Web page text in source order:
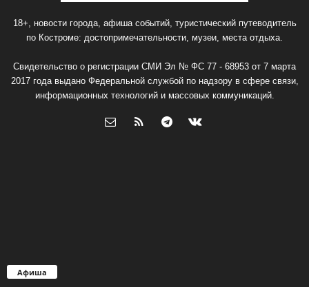
18+, новости города, афиша событий, туристический путеводитель
по Костроме: достопримечательности, музеи, места отдыха.
Свидетельство о регистрации СМИ Эл № ФС 77 - 68953 от 7 марта
2017 года выдано Федеральной службой по надзору в сфере связи,
информационных технологий и массовых коммуникаций.
Афиша